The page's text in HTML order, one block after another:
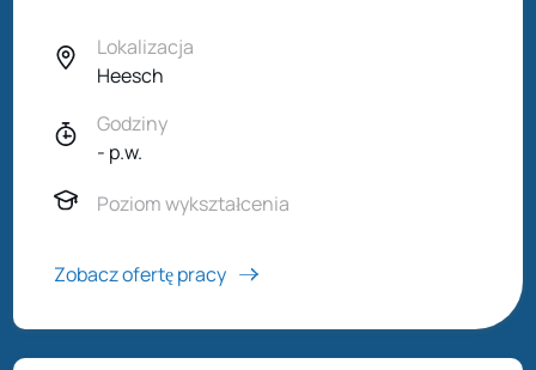
Lokalizacja
Heesch
Godziny
- p.w.
Poziom wykształcenia
Zobacz ofertę pracy